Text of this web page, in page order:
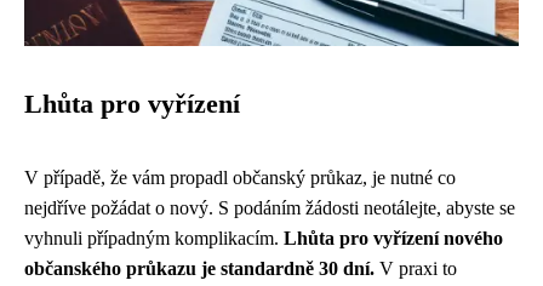
Lhůta pro vyřízení
V případě, že vám propadl občanský průkaz, je nutné co
nejdříve požádat o nový. S podáním žádosti neotálejte, abyste se
vyhnuli případným komplikacím. Lhůta pro vyřízení nového
občanského průkazu je standardně 30 dní. V praxi to